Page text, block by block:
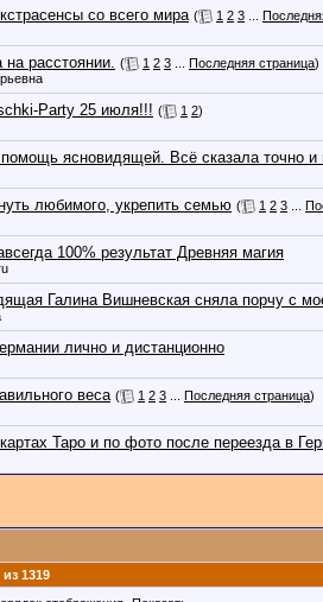
со всего мира ( 1 2 3
на расстоянии. ( 1 2 3 Последняя страница)
Party 25 июля!!! ( 1 2)
ясновидящей. Всё сказала точно и
любимого, укрепить семью ( 1 2 3
100% результат Древняя магия
Галина Вишневская сняла порчу с
лично и дистанционно
веса ( 1 2 3 Последняя страница)
Таро и по фото после переезда в
1319